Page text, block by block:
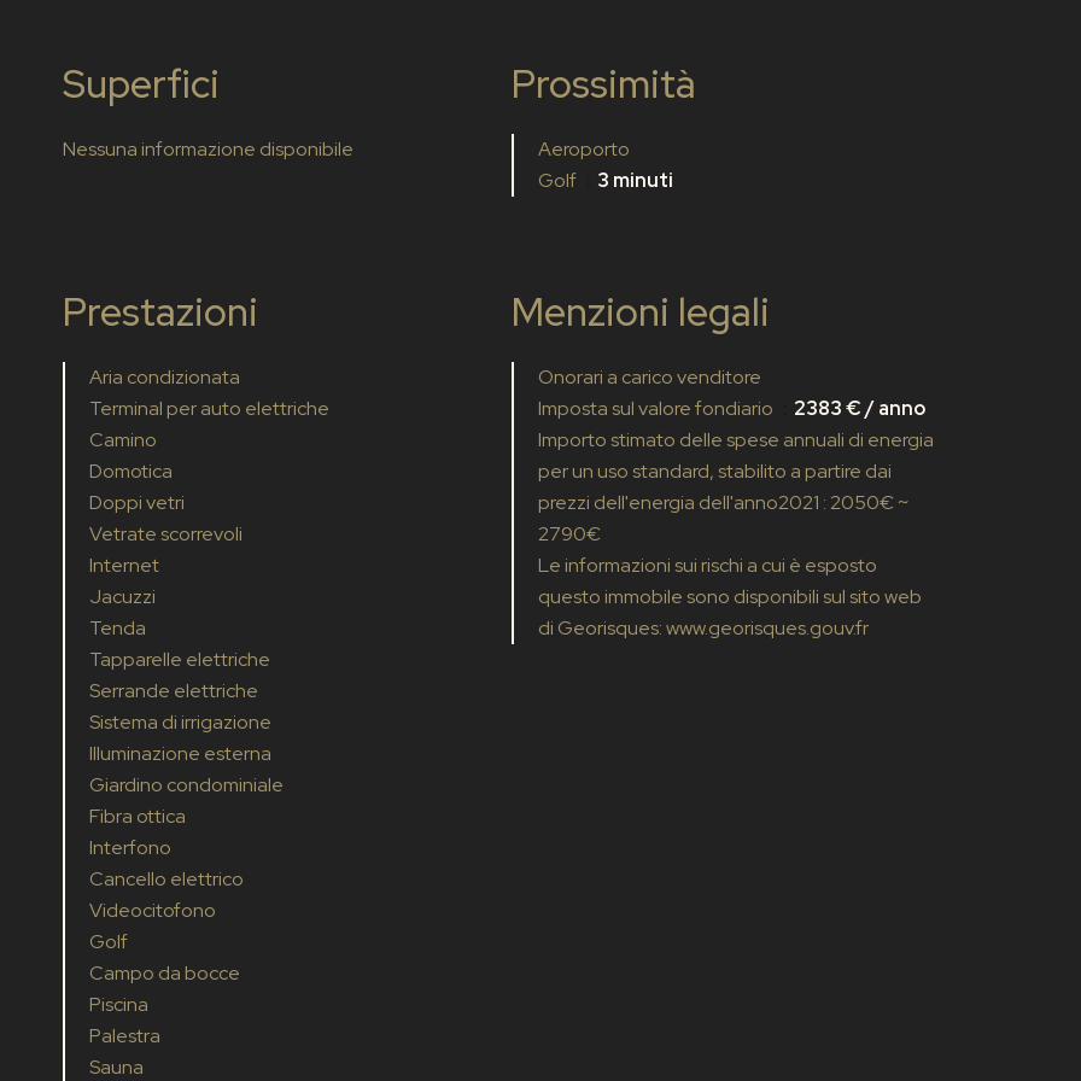
Superfici
Nessuna informazione disponibile
Prossimità
Aeroporto
Golf
3 minuti
Prestazioni
Aria condizionata
Terminal per auto elettriche
Camino
Domotica
Doppi vetri
Vetrate scorrevoli
Internet
Jacuzzi
Tenda
Tapparelle elettriche
Serrande elettriche
Sistema di irrigazione
Illuminazione esterna
Giardino condominiale
Fibra ottica
Interfono
Cancello elettrico
Videocitofono
Golf
Campo da bocce
Piscina
Palestra
Sauna
Menzioni legali
Onorari a carico venditore
Imposta sul valore fondiario
2383 € / anno
Importo stimato delle spese annuali di energia
per un uso standard, stabilito a partire dai
prezzi dell'energia dell'anno2021 : 2050€ ~
2790€
Le informazioni sui rischi a cui è esposto
questo immobile sono disponibili sul sito web
di Georisques: www.georisques.gouv.fr